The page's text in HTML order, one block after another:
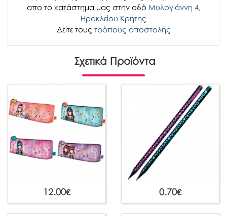
απο το κατάστημα μας στην οδό Μυλογιάννη 4,
Ηρακλείου Κρήτης
Δείτε τους τρόπους αποστολής
Σχετικά Προϊόντα
12.00€ 0.70€